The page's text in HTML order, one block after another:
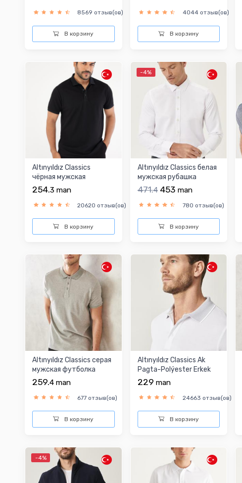
8569 отзыв(ов)
В корзину
4044 отзыв(ов)
В корзину
Altınyıldız Classics
чёрная мужская
футболка
254.3 man
20620 отзыв(ов)
В корзину
-4%
Altınyıldız Classics белая
мужская рубашка
471.4 453 man
780 отзыв(ов)
В корзину
Altınyıldız Classics серая
мужская футболка
259.4 man
677 отзыв(ов)
В корзину
Altınyıldız Classics Ak
Pagta-Polýester Erkek
Slim Fit Gysga...
229 man
24663 отзыв(ов)
В корзину
-4%